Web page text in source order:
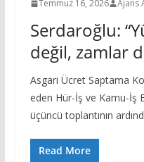
Temmuz 16, 2026 Ajans
Serdaroğlu:
değil, zamlar
Asgari Ücret Saptama
eden Hür-İş ve Kamu-İş
üçüncü toplantının
Read More